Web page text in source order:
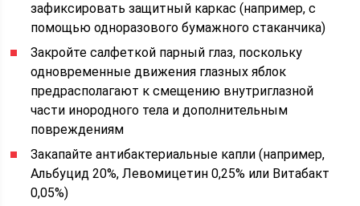
зафиксировать защитный каркас (например, с
помощью одноразового бумажного стаканчика)
Закройте салфеткой парный глаз, поскольку
одновременные движения глазных яблок
предрасполагают к смещению внутриглазной
части инородного тела и дополнительным
повреждениям
Закапайте антибактериальные капли (например,
Альбуцид 20%, Левомицетин 0,25% или Витабакт
0,05%)